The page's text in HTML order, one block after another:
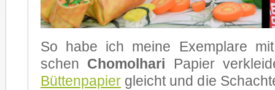
So habe ich mei­ne Ex­em­pla­re
schen Cho­mol­ha­ri Pa­pier
Büt­ten­pa­pier gleicht und die